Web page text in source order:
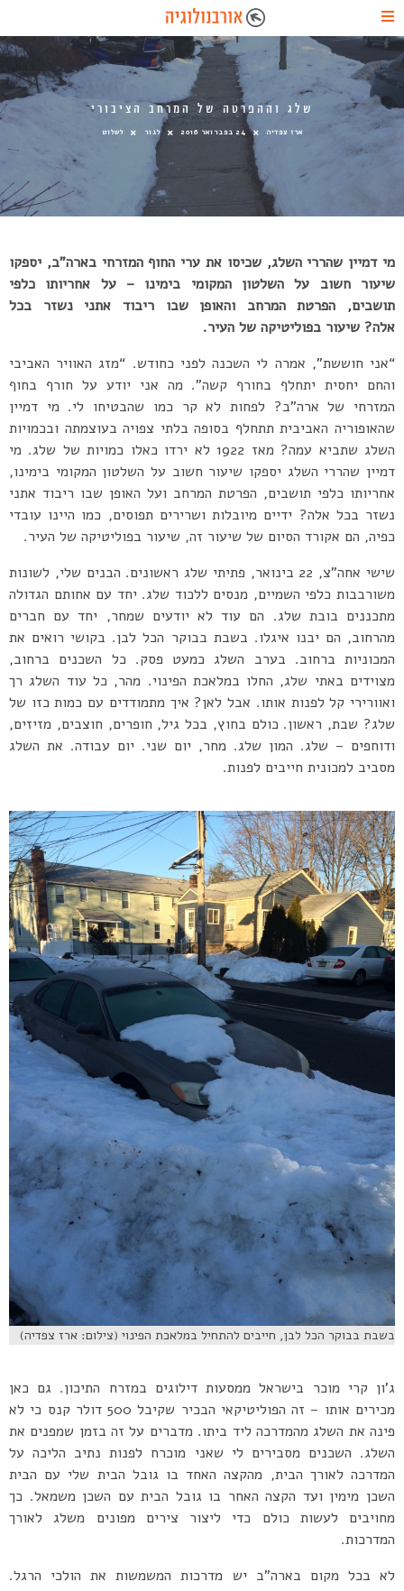
שלג וההפרטה של המרחב הציבורי
ארז צפדיה 24 בפברואר 2016 לגור לשלוט
מי דמיין שהררי השלג, שכיסו את ערי החוף המזרחי בארה”ב, יספקו
שיעור חשוב על השלטון המקומי בימינו – על אחריותו כלפי
תושבים, הפרטת המרחב והאופן שבו ריבוד אתני נשזר בכל
אלה? שיעור בפוליטיקה של העיר.
“אני חוששת”, אמרה לי השכנה לפני כחודש. “מזג האוויר האביבי
והחם יחסית יתחלף בחורף קשה”. מה אני יודע על חורף בחוף
המזרחי של ארה”ב? לפחות לא קר כמו שהבטיחו לי. מי דמיין
שהאופוריה האביבית תתחלף בסופה בלתי צפויה בעוצמתה ובכמויות
השלג שתביא עמה? מאז 1922 לא ירדו כאלו כמויות של שלג. מי
דמיין שהררי השלג יספקו שיעור חשוב על השלטון המקומי בימינו,
אחריותו כלפי תושבים, הפרטת המרחב ועל האופן שבו ריבוד אתני
נשזר בכל אלה? ידיים מיובלות ושרירים תפוסים, כמו היינו עובדי
כפיה, הם אקורד הסיום של שיעור זה, שיעור בפוליטיקה של העיר.
שישי אחה”צ, 22 בינואר, פתיתי שלג ראשונים. הבנים שלי, לשונות
משורבבות כלפי השמיים, מנסים ללכוד שלג. יחד עם אחותם הגדולה
מתכננים בובת שלג. הם עוד לא יודעים שמחר, יחד עם חברים
מהרחוב, הם יבנו איגלו. בשבת בבוקר הכל לבן. בקושי רואים את
המכוניות ברחוב. בערב השלג כמעט פסק. כל השכנים ברחוב,
מצוידים באתי שלג, החלו במלאכת הפינוי. מהר, כל עוד השלג רך
ואוורירי קל לפנות אותו. אבל לאן? איך מתמודדים עם כמות כזו של
שלג? שבת, ראשון. כולם בחוץ, בכל גיל, חופרים, חוצבים, מזיזים,
ודוחפים – שלג. המון שלג. מחר, יום שני. יום עבודה. את השלג
מסביב למכונית חייבים לפנות.
בשבת בבוקר הכל לבן, חייבים להתחיל במלאכת הפינוי (צילום: ארז צפדיה)
ג’ון קרי מוכר בישראל ממסעות דילוגים במזרח התיכון. גם כאן
מכירים אותו – זה הפוליטיקאי הבכיר שקיבל 500 דולר קנס כי לא
פינה את השלג מהמדרכה ליד ביתו. מדברים על זה בזמן שמפנים את
השלג. השכנים מסבירים לי שאני מוכרח לפנות נתיב הליכה על
המדרכה לאורך הבית, מהקצה האחד בו גובל הבית שלי עם הבית
השכן מימין ועד הקצה האחר בו גובל הבית עם השכן משמאל. כך
מחויבים לעשות כולם כדי ליצור צירים מפונים משלג לאורך
המדרכות.
לא בכל מקום בארה”ב יש מדרכות המשמשות את הולכי הרגל.